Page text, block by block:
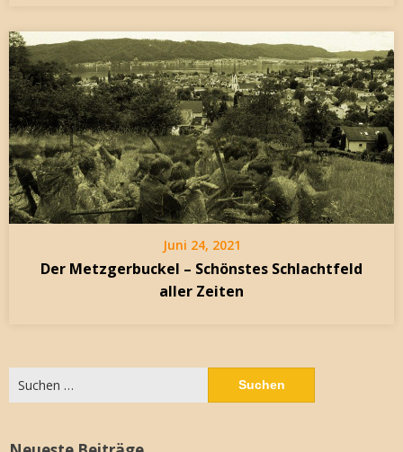
Juni 24, 2021
Der Metzgerbuckel – Schönstes Schlachtfeld
aller Zeiten
Suchen
nach: